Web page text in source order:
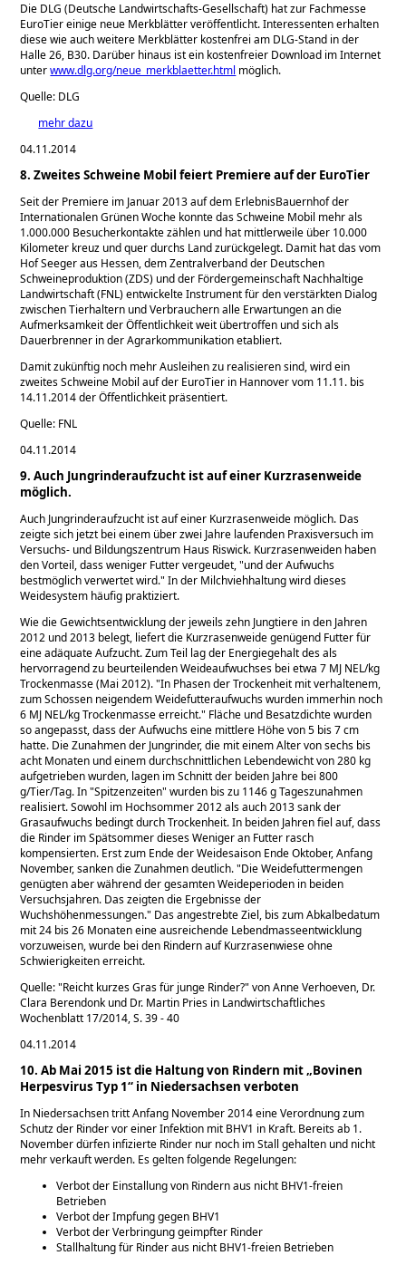
Die DLG (Deutsche Landwirtschafts-Gesellschaft) hat zur Fachmesse
EuroTier einige neue Merkblätter veröffentlicht. Interessenten erhalten
diese wie auch weitere Merkblätter kostenfrei am DLG-Stand in der
Halle 26, B30. Darüber hinaus ist ein kostenfreier Download im Internet
unterwww.dlg.org/neue_merkblaetter.html möglich.
Quelle: DLG
mehr dazu
04.11.2014
8. Zweites Schweine Mobil feiert Premiere auf der EuroTier
Seit der Premiere im Januar 2013 auf dem ErlebnisBauernhof der
Internationalen Grünen Woche konnte das Schweine Mobil mehr als
1.000.000 Besucherkontakte zählen und hat mittlerweile über 10.000
Kilometer kreuz und quer durchs Land zurückgelegt. Damit hat das vom
Hof Seeger aus Hessen, dem Zentralverband der Deutschen
Schweineproduktion (ZDS) und der Fördergemeinschaft Nachhaltige
Landwirtschaft (FNL) entwickelte Instrument für den verstärkten Dialog
zwischen Tierhaltern und Verbrauchern alle Erwartungen an die
Aufmerksamkeit der Öffentlichkeit weit übertroffen und sich als
Dauerbrenner in der Agrarkommunikation etabliert.
Damit zukünftig noch mehr Ausleihen zu realisieren sind, wird ein
zweites Schweine Mobil auf der EuroTier in Hannover vom 11.11. bis
14.11.2014 der Öffentlichkeit präsentiert.
Quelle: FNL
04.11.2014
9. Auch Jungrinderaufzucht ist auf einer Kurzrasenweide
möglich.
Auch Jungrinderaufzucht ist auf einer Kurzrasenweide möglich. Das
zeigte sich jetzt bei einem über zwei Jahre laufenden Praxisversuch im
Versuchs- und Bildungszentrum Haus Riswick. Kurzrasenweiden haben
den Vorteil, dass weniger Futter vergeudet, und der Aufwuchs
bestmöglich verwertet wird. In der Milchviehhaltung wird dieses
Weidesystem häufig praktiziert.
Wie die Gewichtsentwicklung der jeweils zehn Jungtiere in den Jahren
2012 und 2013 belegt, liefert die Kurzrasenweide genügend Futter für
eine adäquate Aufzucht. Zum Teil lag der Energiegehalt des als
hervorragend zu beurteilenden Weideaufwuchses bei etwa 7 MJ NEL/kg
Trockenmasse (Mai 2012). In Phasen der Trockenheit mit verhaltenem,
zum Schossen neigendem Weidefutteraufwuchs wurden immerhin noch
6 MJ NEL/kg Trockenmasse erreicht. Fläche und Besatzdichte wurden
so angepasst, dass der Aufwuchs eine mittlere Höhe von 5 bis 7 cm
hatte. Die Zunahmen der Jungrinder, die mit einem Alter von sechs bis
acht Monaten und einem durchschnittlichen Lebendewicht von 280 kg
aufgetrieben wurden, lagen im Schnitt der beiden Jahre bei 800
g/Tier/Tag. In Spitzenzeiten wurden bis zu 1146 g Tageszunahmen
realisiert. Sowohl im Hochsommer 2012 als auch 2013 sank der
Grasaufwuchs bedingt durch Trockenheit. In beiden Jahren fiel auf, dass
die Rinder im Spätsommer dieses Weniger an Futter rasch
kompensierten. Erst zum Ende der Weidesaison Ende Oktober, Anfang
November, sanken die Zunahmen deutlich. Die Weidefuttermengen
genügten aber während der gesamten Weideperioden in beiden
Versuchsjahren. Das zeigten die Ergebnisse der
Wuchshöhenmessungen. Das angestrebte Ziel, bis zum Abkalbedatum
mit 24 bis 26 Monaten eine ausreichende Lebendmasseentwicklung
vorzuweisen, wurde bei den Rindern auf Kurzrasenwiese ohne
Schwierigkeiten erreicht.
Quelle: Reicht kurzes Gras für junge Rinder? von Anne Verhoeven, Dr.
Clara Berendonk und Dr. Martin Pries in Landwirtschaftliches
Wochenblatt 17/2014, S. 39 - 40
04.11.2014
10. Ab Mai 2015 ist die Haltung von Rindern mit „Bovinen
Herpesvirus Typ 1“ in Niedersachsen verboten
In Niedersachsen tritt Anfang November 2014 eine Verordnung zum
Schutz der Rinder vor einer Infektion mit BHV1 in Kraft. Bereits ab 1.
November dürfen infizierte Rinder nur noch im Stall gehalten und nicht
mehr verkauft werden. Es gelten folgende Regelungen:
Verbot der Einstallung von Rindern aus nicht BHV1-freien
Betrieben
Verbot der Impfung gegen BHV1
Verbot der Verbringung geimpfter Rinder
Stallhaltung für Rinder aus nicht BHV1-freien Betrieben